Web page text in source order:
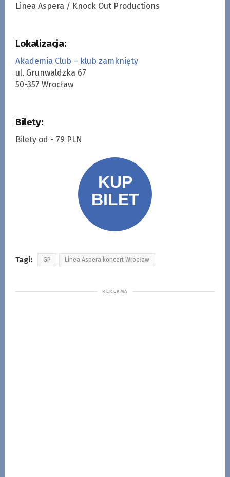
Linea Aspera / Knock Out Productions
Lokalizacja:
Akademia Club – klub zamknięty
ul. Grunwaldzka 67
50-357 Wrocław
Bilety:
Bilety od - 79 PLN
Tagi: GP Linea Aspera koncert Wrocław